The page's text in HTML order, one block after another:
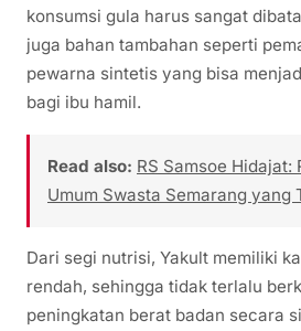
konsumsi gula harus sangat
juga bahan tambahan seperti
pewarna sintetis yang bisa
bagi ibu hamil.
Read also: RS Samsoe Hidajat:
Umum Swasta Semarang yang
Dari segi nutrisi, Yakult memiliki
rendah, sehingga tidak terlalu
peningkatan berat badan secara